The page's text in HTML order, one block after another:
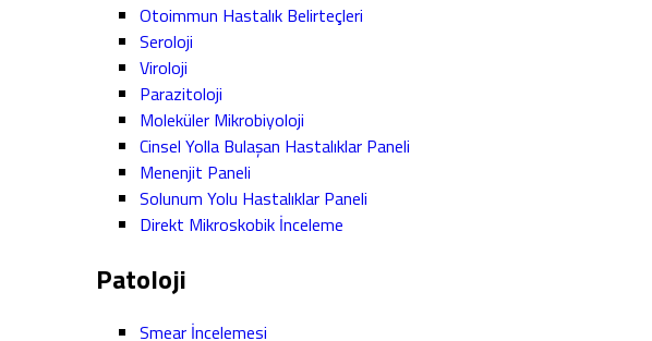
Otoimmun Hastalık Belirteçleri
Seroloji
Viroloji
Parazitoloji
Moleküler Mikrobiyoloji
Cinsel Yolla Bulaşan Hastalıklar Paneli
Menenjit Paneli
Solunum Yolu Hastalıklar Paneli
Direkt Mikroskobik İnceleme
Patoloji
Smear İncelemesi